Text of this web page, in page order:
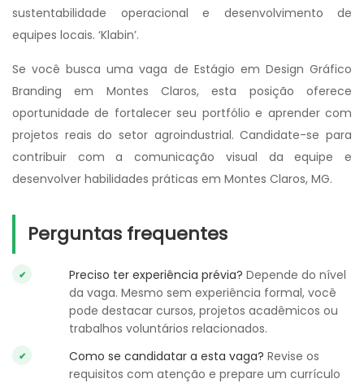
sustentabilidade operacional e desenvolvimento de
equipes locais. ‘Klabin’.
Se você busca uma vaga de Estágio em Design Gráfico
Branding em Montes Claros, esta posição oferece
oportunidade de fortalecer seu portfólio e aprender com
projetos reais do setor agroindustrial. Candidate-se para
contribuir com a comunicação visual da equipe e
desenvolver habilidades práticas em Montes Claros, MG.
Perguntas frequentes
Preciso ter experiência prévia? Depende do nível
da vaga. Mesmo sem experiência formal, você
pode destacar cursos, projetos acadêmicos ou
trabalhos voluntários relacionados.
Como se candidatar a esta vaga? Revise os
requisitos com atenção e prepare um currículo